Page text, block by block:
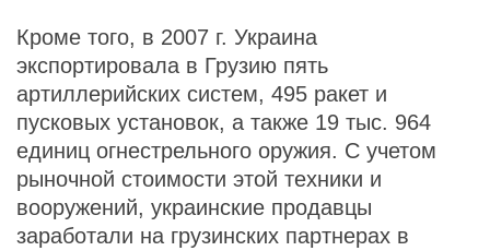
Кроме того, в 2007 г. Украина
экспортировала в Грузию пять
артиллерийских систем, 495 ракет и
пусковых установок, а также 19 тыс. 964
единиц огнестрельного оружия. С учетом
рыночной стоимости этой техники и
вооружений, украинские продавцы
заработали на грузинских партнерах в